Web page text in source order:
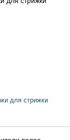
для стрижки